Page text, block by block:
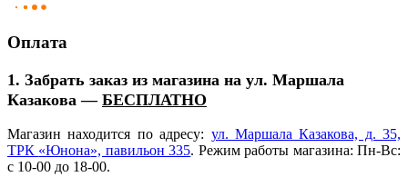
Оплата
1. Забрать заказ из магазина на ул. Маршала
Казакова — БЕСПЛАТНО
Магазин находится по адресу: ул. Маршала Казакова, д. 35,
ТРК «Юнона», павильон 335. Режим работы магазина: Пн-Вс:
с 10-00 до 18-00.